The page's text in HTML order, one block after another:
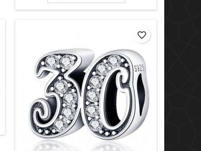
favorite_border